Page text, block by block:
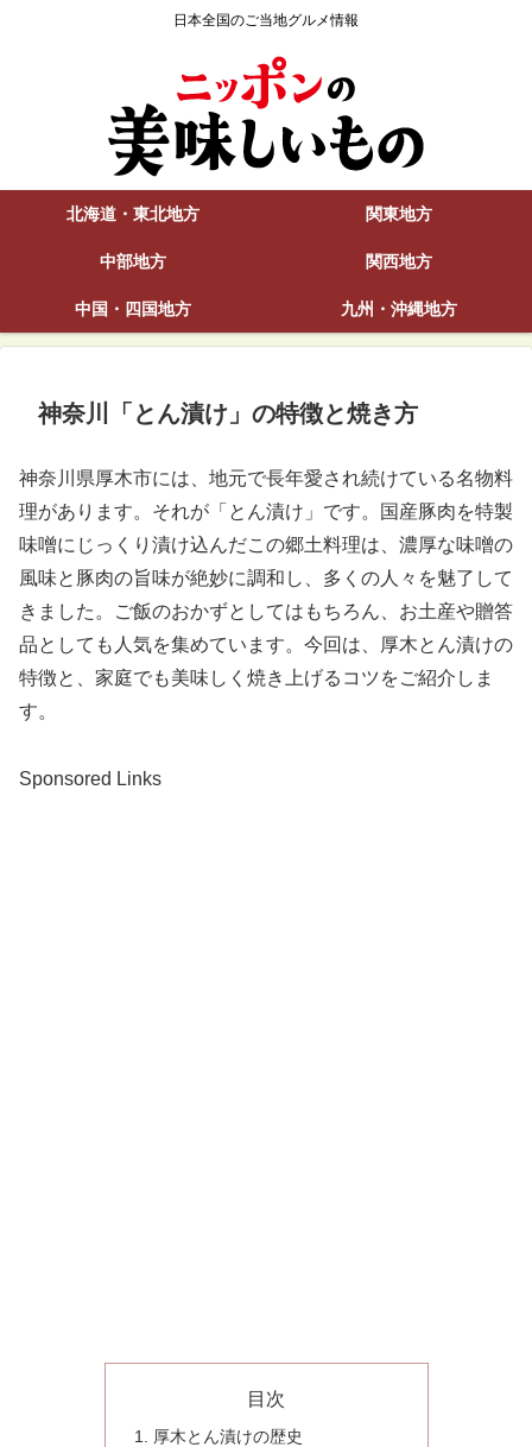
日本全国のご当地グルメ情報
北海道・東北地方 関東地方
中部地方 関西地方
中国・四国地方 九州・沖縄地方
神奈川「とん漬け」の特徴と焼き方
神奈川県厚木市には、地元で長年愛され続けている名物料
理があります。それが「とん漬け」です。国産豚肉を特製
味噌にじっくり漬け込んだこの郷土料理は、濃厚な味噌の
風味と豚肉の旨味が絶妙に調和し、多くの人々を魅了して
きました。ご飯のおかずとしてはもちろん、お土産や贈答
品としても人気を集めています。今回は、厚木とん漬けの
特徴と、家庭でも美味しく焼き上げるコツをご紹介しま
す。
Sponsored Links
目次
厚木とん漬けの歴史